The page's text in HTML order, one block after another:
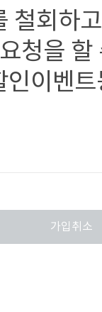
철회하
청을 할
이벤
가입취소